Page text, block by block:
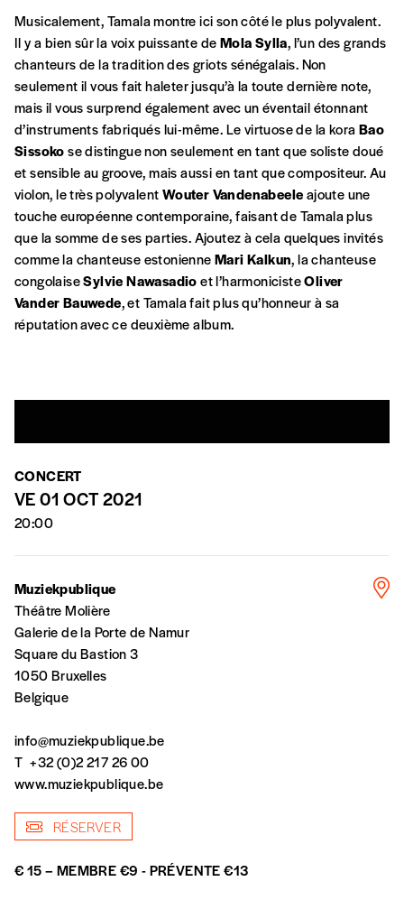
CONNEXION
Mot de passe oublié?
Créer un
compte
Les mots de passe ne correspondent pas
peut être une manière pour lui de payer le prix
qu’il estime juste. Dans l’objectif de rendre nos
activités et publications accessibles, et
d’affirmer notre attachement aux valeurs de
solidarité, nous vous proposons d’estimer
vous-mêmes le coût de notre publication.
Cette valeur peut donc être inférieure, égale
ou supérieure au prix indicatif. De cette
manière, vous soutenez le travail de l’équipe
de rédaction selon vos moyens et vos
motivations.
En pratique
Vous vous abonnez pour l’année civile en
cours ou vous commandez au numéro.
Vous renseignez vos coordonnées.
compteIBAN BE34 0010 7305
la commande renseigné dans le mail de
confirmation et la mention “participation
NB: Vous pouvez choisir de participer
financièrement à tout moment, même après
avoir reçu plusieurs numéros. Ce paiement
n’est pas indispensable. Il marque votre
volonté de soutenir nos activités.
NOS
FORMULES
Musicalement, Tamala montre ici son côté le plus polyvalent.
Il y a bien sûr la voix puissante deMola Sylla, l’un des grands
chanteurs de la tradition des griots sénégalais. Non
seulement il vous fait haleter jusqu’à la toute dernière note,
mais il vous surprend également avec un éventail étonnant
d’instruments fabriqués lui-même. Le virtuose de la kora Bao
Sissokose distingue non seulement en tant que soliste doué
et sensible au groove, mais aussi en tant que compositeur. Au
violon, le très polyvalentWouter Vandenabeeleajoute une
touche européenne contemporaine, faisant de Tamala plus
que la somme de ses parties. Ajoutez à cela quelques invités
comme la chanteuse estonienneMari Kalkun, la chanteuse
congolaiseSylvie Nawasadioet l’harmonicisteOliver
Vander Bauwede, et Tamala fait plus qu’honneur à sa
réputation avec ce deuxième album.
CONCERT
VE 01 OCT 2021
20:00
Muziekpublique
Théâtre Molière
Galerie de la Porte de Namur
Square du Bastion 3
1050 Bruxelles
Belgique
info@muziekpublique.be
T +32 (0)2 217 26 00
www.muziekpublique.be
RÉSERVER
€ 15 – MEMBRE €9 - PRÉVENTE €13